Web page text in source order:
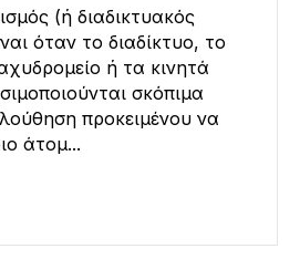
(ή διαδικτυακός
όταν το διαδίκτυο, το
ή τα κινητά
σκόπιμα
προκειμένου να
άτομ...